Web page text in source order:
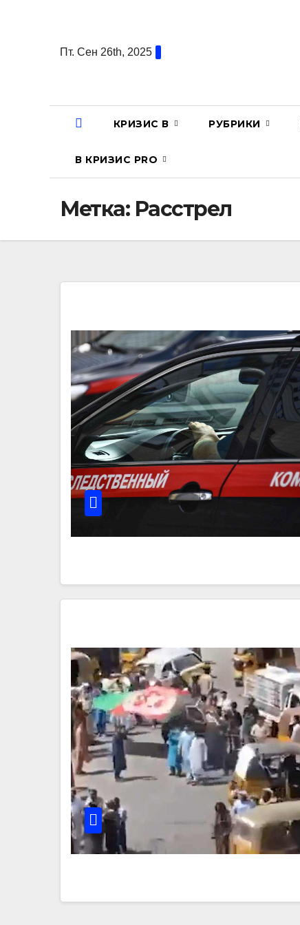
содержаниюПт. Сен 26th, 2025
КРИЗИС В РУБРИКИ
В КРИЗИС PRO
Метка: Расстрел